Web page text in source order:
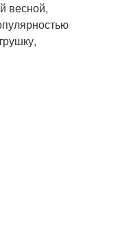
весной,